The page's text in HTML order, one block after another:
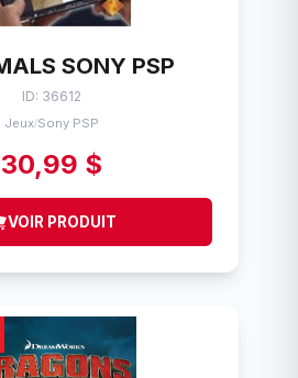
SONY PSP
ID: 36612
Jeux/Sony PSP
30,99 $
VOIR PRODUIT